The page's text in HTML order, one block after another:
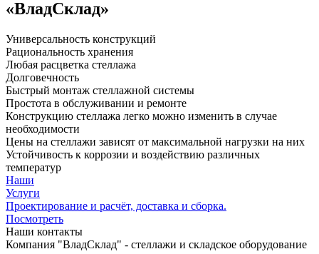
«ВладСклад»
Универсальность конструкций
Рациональность хранения
Любая расцветка стеллажа
Долговечность
Быстрый монтаж стеллажной системы
Простота в обслуживании и ремонте
Конструкцию стеллажа легко можно изменить в случае
необходимости
Цены на стеллажи зависят от максимальной нагрузки на них
Устойчивость к коррозии и воздействию различных
температур
Наши
Услуги
Проектирование и расчёт, доставка и сборка.
Посмотреть
Наши контакты
Компания "ВладСклад" - стеллажи и складское оборудование